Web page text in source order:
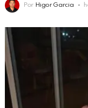
Por Higor Garcia